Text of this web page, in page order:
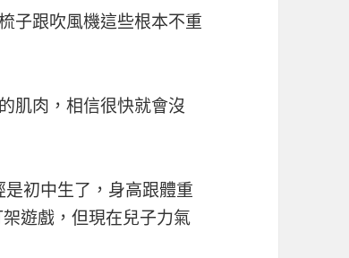
子跟吹風機這些根本不重
肌肉，相信很快就會沒
初中生了，身高跟體重
遊戲，但現在兒子力氣